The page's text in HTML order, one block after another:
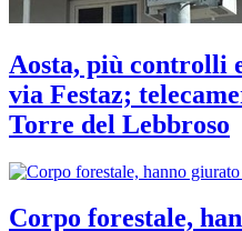
Aosta, più controlli
via Festaz;
Torre del Lebbroso
Corpo forestale,